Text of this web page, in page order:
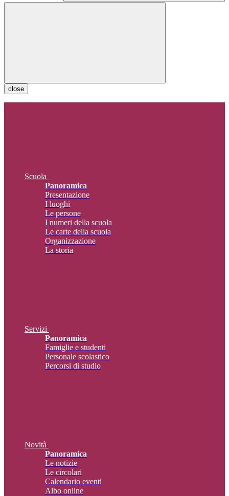
close
Scuola
Panoramica
Presentazione
I luoghi
Le persone
I numeri della scuola
Le carte della scuola
Organizzazione
La storia
Servizi
Panoramica
Famiglie e studenti
Personale scolastico
Percorsi di studio
Novità
Panoramica
Le notizie
Le circolari
Calendario eventi
Albo online